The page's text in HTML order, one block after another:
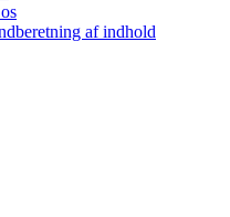
af indhold